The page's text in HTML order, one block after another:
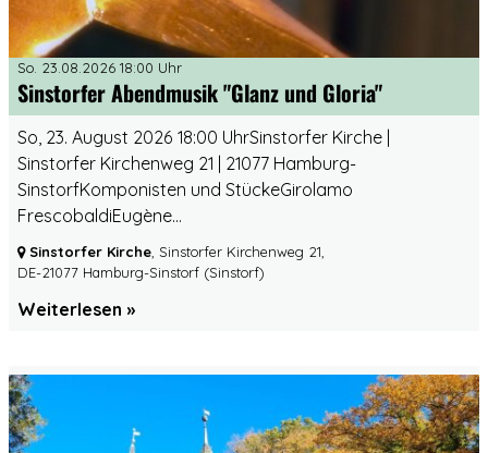
So. 23.08.2026 18:00 Uhr
Sinstorfer Abendmusik "Glanz und Gloria"
So, 23. August 2026 18:00 UhrSinstorfer Kirche |
Sinstorfer Kirchenweg 21 | 21077 Hamburg-
SinstorfKomponisten und StückeGirolamo
FrescobaldiEugène...
Sinstorfer Kirche , Sinstorfer Kirchenweg 21,
DE-21077 Hamburg-Sinstorf (Sinstorf)
Weiterlesen